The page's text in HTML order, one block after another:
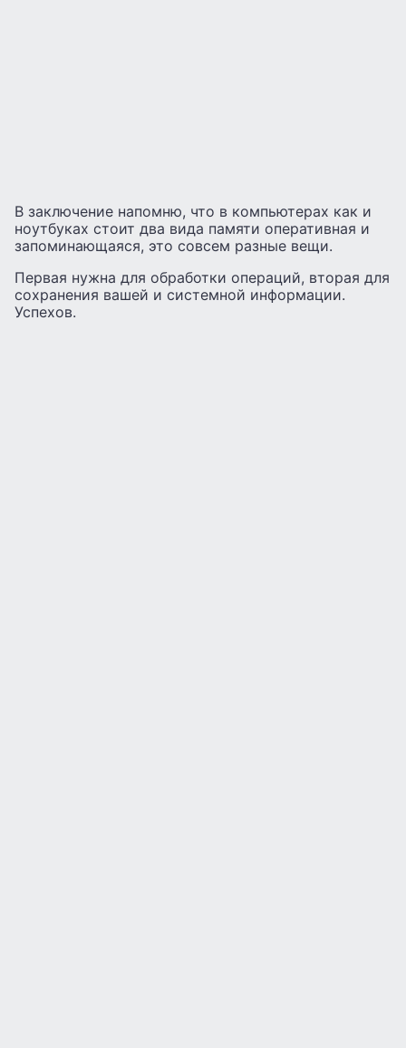
В заключение напомню, что в компьютерах как и
ноутбуках стоит два вида памяти оперативная и
запоминающаяся, это совсем разные вещи.
Первая нужна для обработки операций, вторая для
сохранения вашей и системной информации.
Успехов.